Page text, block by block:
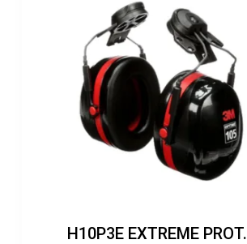
H10P3E EXTREME PROT.